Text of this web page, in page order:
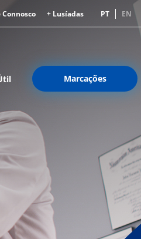
Connosco + Lusíadas PT EN
Marcações